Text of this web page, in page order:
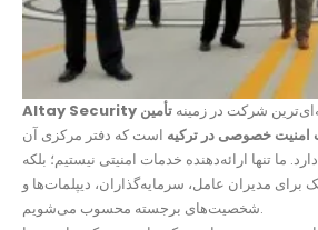
Altay Security شرکت در زمینه تأمین
خصوصی در ترکیه است که دفتر مرکزی آن
ما تنها ارائه‌دهنده خدمات امنیتی نیستیم؛ بلکه
برای مدیران عامل، سرمایه‌گذاران، دیپلمات‌ها و
شخصیت‌های برجسته محسوب می‌شویم.